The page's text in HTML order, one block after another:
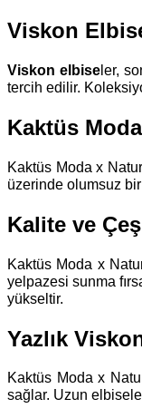
Viskon
Viskon elbise ler,
tercih edilir.
Kaktüs
Kaktüs Moda x
üzerinde olumsuz
Kalite ve
Kaktüs Moda x
yelpazesi sunma
yükseltir.
Yazlık
Kaktüs Moda x
sağlar. Uzun